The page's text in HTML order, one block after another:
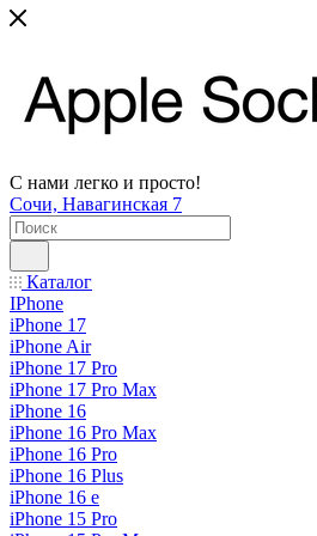
С нами легко и просто!
Сочи, Навагинская 7
Каталог
IPhone
iPhone 17
iPhone Air
iPhone 17 Pro
iPhone 17 Pro Max
iPhone 16
iPhone 16 Pro Max
iPhone 16 Pro
iPhone 16 Plus
iPhone 16 e
iPhone 15 Pro